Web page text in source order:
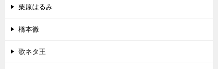
栗原はるみ
橋本徹
歌ネタ王